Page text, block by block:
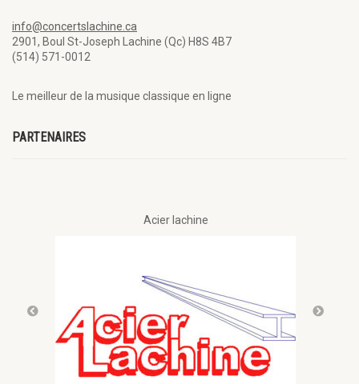
info@concertslachine.ca
2901, Boul St-Joseph Lachine (Qc) H8S 4B7
(514) 571-0012
Le meilleur de la musique classique en ligne
PARTENAIRES
Acier lachine